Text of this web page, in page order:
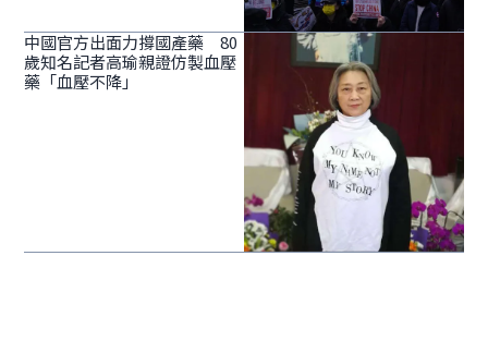
中國官方出面力撐國產藥 80
歲知名記者高瑜親證仿製血壓
藥「血壓不降」